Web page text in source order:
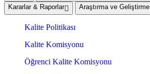
Kararlar & Raporlar
Araştırma ve Geliştirme
Kalite Politikası
Kalite Komisyonu
Öğrenci Kalite Komisyonu